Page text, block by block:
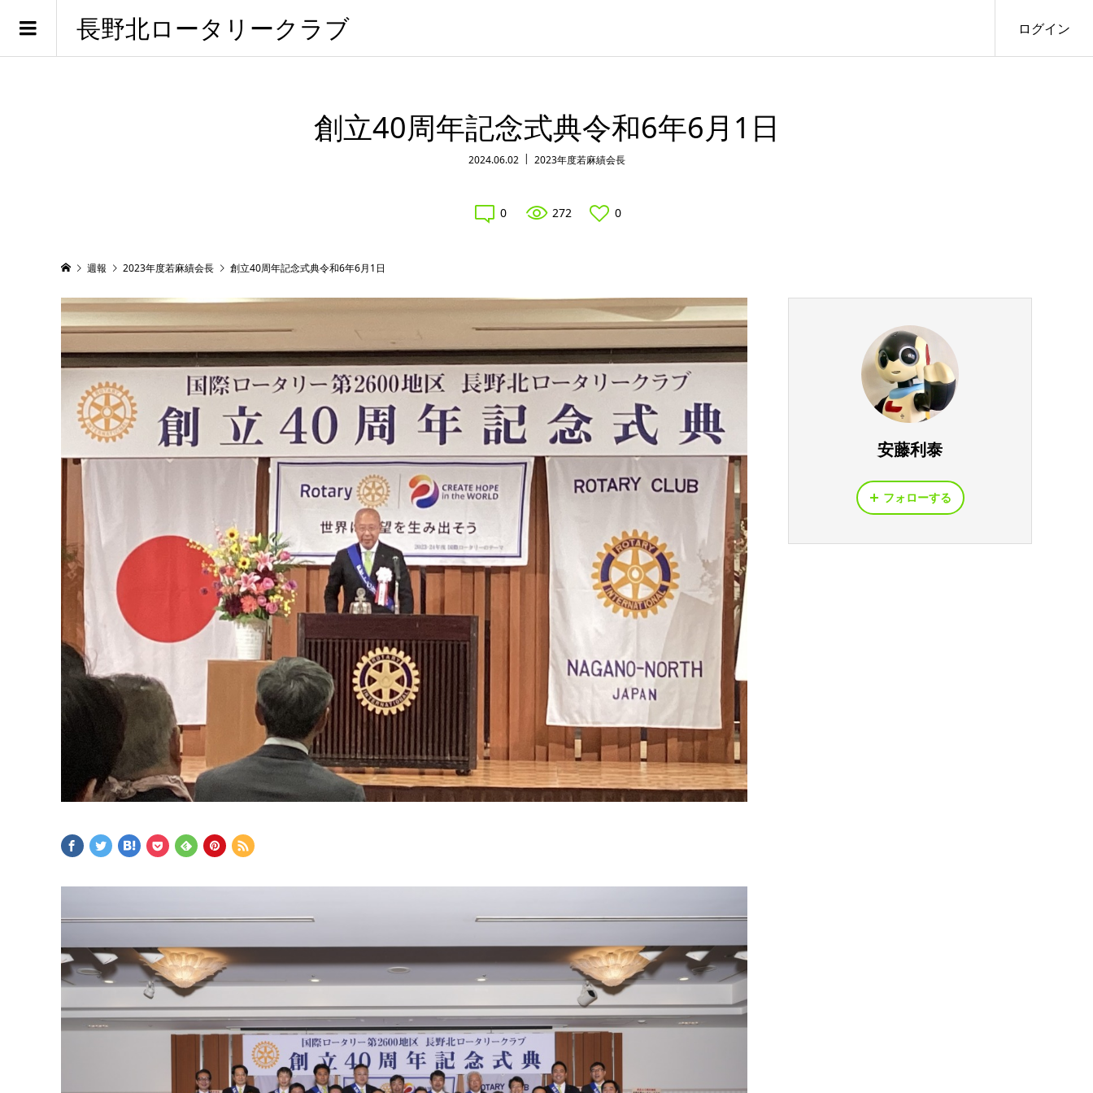
長野北ロータリークラブ ログイン
創立40周年記念式典令和6年6月1日
2024.06.02 2023年度若麻績会長
0 272 0
週報 2023年度若麻績会長 創立40周年記念式典令和6年6月1日
安藤利泰
フォローする